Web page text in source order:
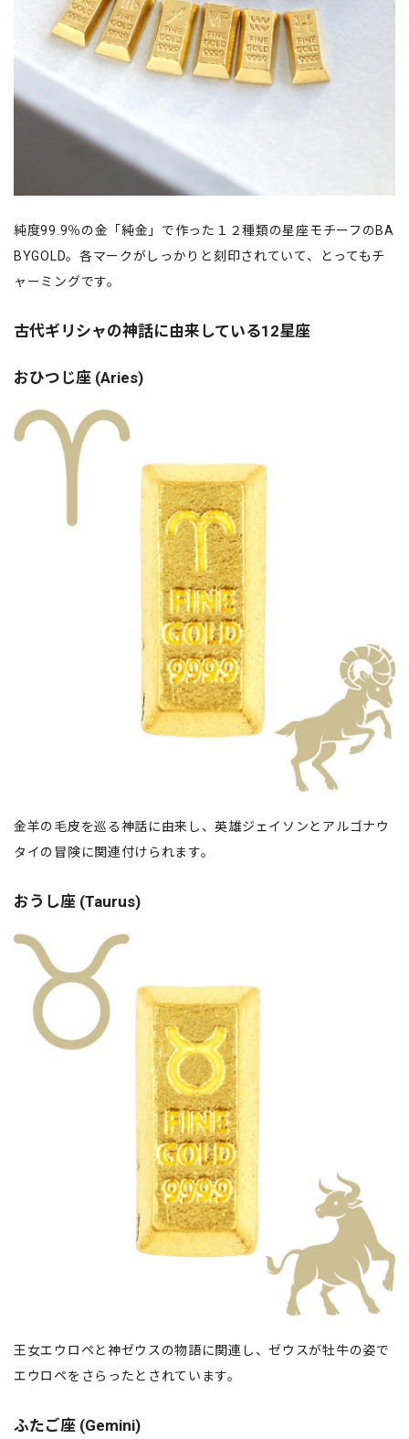
純度99.9％の金「純金」で作った１２種類の星座モチーフのBA
BYGOLD。各マークがしっかりと刻印されていて、とってもチ
ャーミングです。
古代ギリシャの神話に由来している12星座
おひつじ座 (Aries)
金羊の毛皮を巡る神話に由来し、英雄ジェイソンとアルゴナウ
タイの冒険に関連付けられます。
おうし座 (Taurus)
王女エウロペと神ゼウスの物語に関連し、ゼウスが牡牛の姿で
エウロペをさらったとされています。
ふたご座 (Gemini)